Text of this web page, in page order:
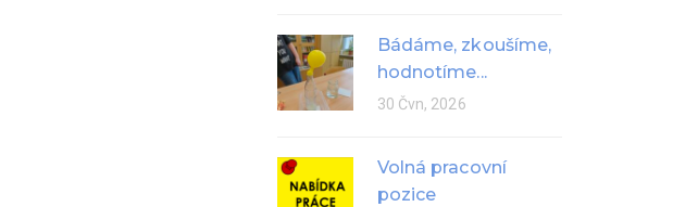
Bádáme, zkoušíme,
hodnotíme...
30 Čvn, 2026
Volná pracovní
pozice